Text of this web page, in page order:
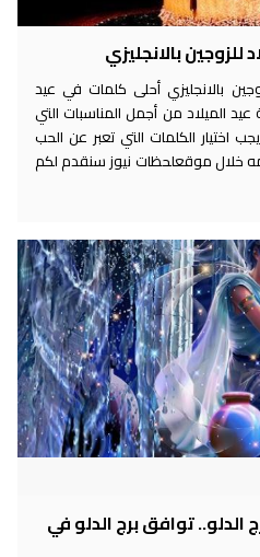
بالانجليزي
بالانجليزي أحلى كلمات في عيد
عيد الميلاد من أجمل المناسبات التي
اختيار الكلمات التي تعبر عن الحب
خلال موقعلحظات نيوز سنقدم لكم
الدلو.. توافق برج الدلو في